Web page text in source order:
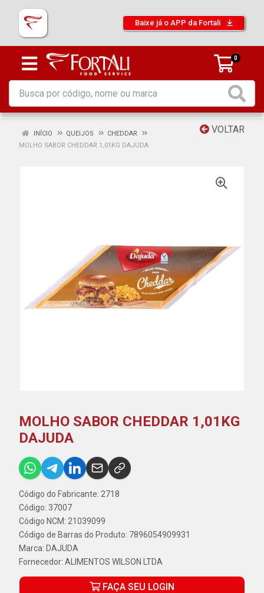
Baixe já o APP da Fortali
0
VOLTAR
INÍCIO QUEIJOS
CHEDDAR
MOLHO SABOR CHEDDAR 1,01KG DAJUDA
MOLHO SABOR CHEDDAR 1,01KG
DAJUDA
Código do Fabricante: 2718
Código: 37007
Código NCM: 21039099
Código de Barras do Produto: 7896054909931
Marca: DAJUDA
Fornecedor: ALIMENTOS WILSON LTDA
FAÇA SEU LOGIN